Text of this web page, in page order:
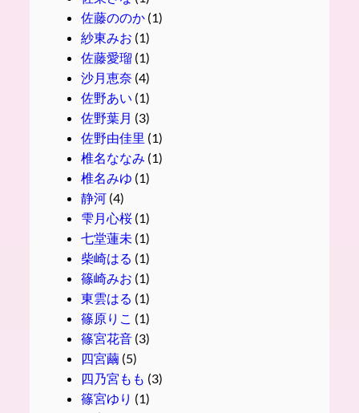
佐藤ののか(1)
紗東みお (1)
佐藤愛瑠(1)
沙月恵奈 (4)
佐野あい (1)
佐野葉月 (3)
佐野由佳里 (1)
椎名ななみ (1)
椎名みゆ (1)
静河(4)
雫月心桜(1)
七堂蓮未 (1)
柴崎はる (1)
篠崎みお (1)
東雲はる (1)
篠原りこ (1)
篠宮花音(3)
四宮繭(5)
四乃宮もも (3)
篠宮ゆり (1)